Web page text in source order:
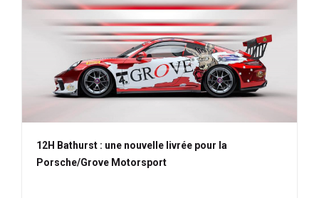
12H Bathurst : une nouvelle livrée pour la
Porsche/Grove Motorsport